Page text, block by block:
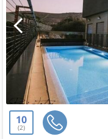
10
2